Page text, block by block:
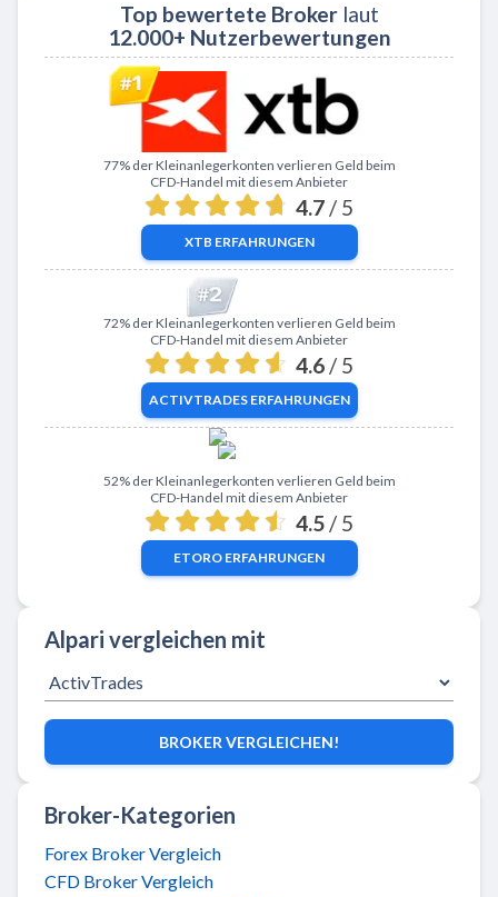
Top bewertete Brokerlaut
12.000+ Nutzerbewertungen
Zu XTB
77% der Kleinanlegerkonten verlieren Geld beim
CFD-Handel mit diesem Anbieter
4.7 / 5
XTB ERFAHRUNGEN
Zu ActivTrades
72% der Kleinanlegerkonten verlieren Geld beim
CFD-Handel mit diesem Anbieter
4.6 / 5
ACTIVTRADESERFAHRUNGEN
Zu eToro
52% der Kleinanlegerkonten verlieren Geld beim
CFD-Handel mit diesem Anbieter
4.5 / 5
ETORO ERFAHRUNGEN
Alpari vergleichen mit
BROKER VERGLEICHEN!
Broker-Kategorien
Forex Broker Vergleich
CFD Broker Vergleich